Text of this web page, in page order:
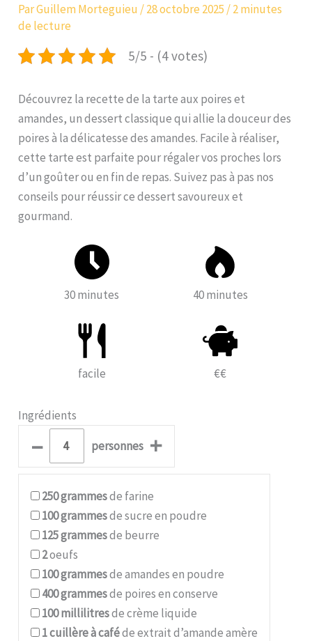
ParGuillem Morteguieu /28 octobre 2025 /2 minutes
de lecture
5/5 - (4 votes)
Découvrez la recette de la tarte aux poires et
amandes, un dessert classique qui allie la douceur des
poires à la délicatesse des amandes. Facile à réaliser,
cette tarte est parfaite pour régaler vos proches lors
d’un goûter ou en fin de repas. Suivez pas à pas nos
conseils pour réussir ce dessert savoureux et
gourmand.
30 minutes 40 minutes
facile €€
Ingrédients
– personnes +
250grammesde farine
100grammesde sucre en poudre
125grammesde beurre
2oeufs
100grammesde amandes en poudre
400grammesde poires en conserve
100millilitresde crème liquide
1cuillère à caféde extrait d’amande amère